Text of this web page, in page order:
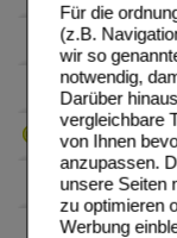
Für die
(z.B.
wir so
notwendig,
Darüber
vergleichbare
von Ihnen
anzupassen.
unsere Seiten
zu optimieren
Werbung